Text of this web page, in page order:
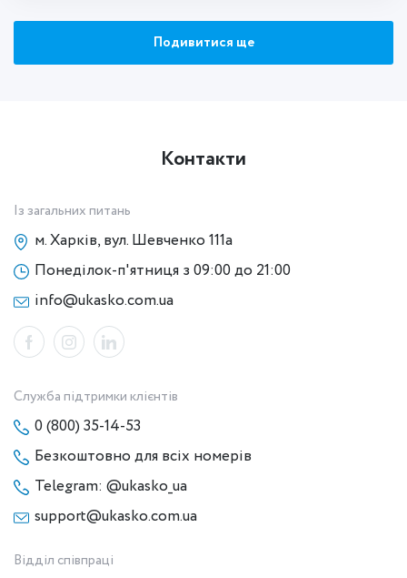
Подивитися ще
Контакти
Із загальних питань
м. Харків, вул. Шевченко 111а
Понеділок-п'ятниця з 09:00 до 21:00
info@ukasko.com.ua
Служба підтримки клієнтів
0 (800) 35-14-53
Безкоштовно для всіх номерів
Telegram: @ukasko_ua
support@ukasko.com.ua
Відділ співпраці